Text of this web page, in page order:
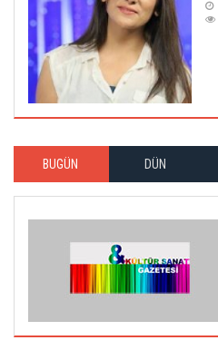
BUGÜN DÜN